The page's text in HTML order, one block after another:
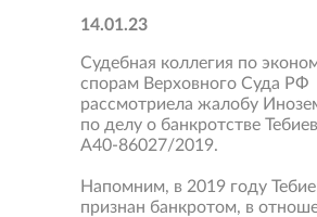
14.01.23
Судебная коллегия по
спорам Верховного Суда РФ
рассмотриела жалобу
по делу о банкротстве
А40-86027/2019.
Напомним, в 2019 году
признан банкротом, в